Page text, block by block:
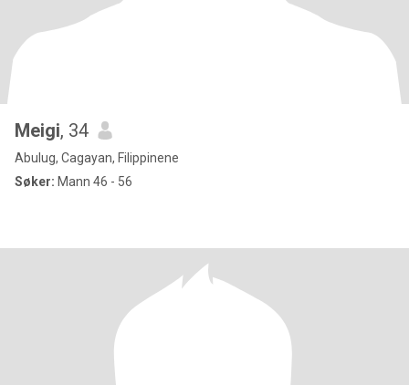
Meigi, 34
Abulug, Cagayan, Filippinene
Søker: Mann 46 - 56